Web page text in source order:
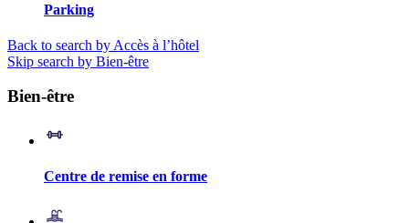
Parking
Back to search by Accès à l’hôtel
Skip search by Bien-être
Bien-être
Centre de remise en forme